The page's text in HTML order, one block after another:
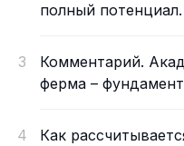
полный потенциал.
3
Комментарий.
ферма –
4 Как